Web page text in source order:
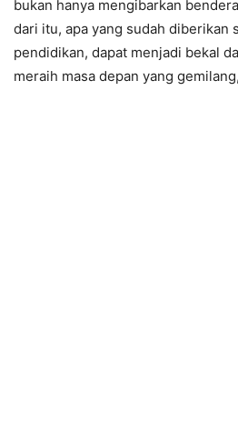
bukan hanya mengibarkan
dari itu, apa yang sudah diberikan
pendidikan, dapat menjadi bekal
meraih masa depan yang